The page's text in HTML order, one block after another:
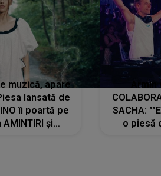
îi poartă pe
și
emoțiilor
publicului:
au plecat
mai bine"
SACHA:
o piesă
imediat
cu mine
păstrăm